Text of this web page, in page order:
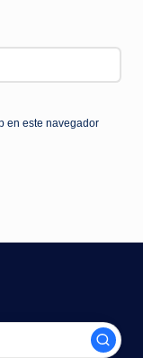
en este navegador